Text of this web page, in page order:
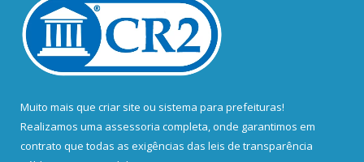
Muito mais que criar site ou sistema para prefeituras!
Realizamos uma assessoria completa, onde garantimos em
contrato que todas as exigências das leis de transparência